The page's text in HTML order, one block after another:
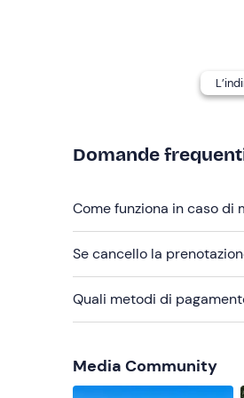
Domande
Come funziona in caso di
Se cancello la
Quali metodi di
Media Community